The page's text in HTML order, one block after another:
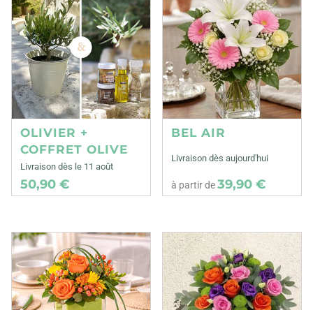
OLIVIER +
COFFRET OLIVE
Livraison dès le 11 août
50,90 €
BEL AIR
Livraison dès aujourd'hui
à partir de39,90 €